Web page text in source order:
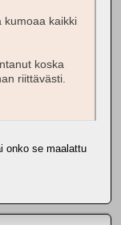
kumoaa kaikki
koska
riittävästi.
onko se maalattu